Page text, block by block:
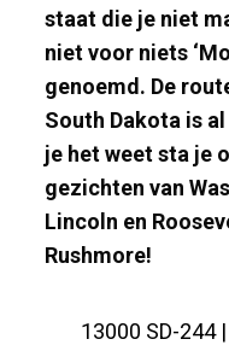
staat die je niet
niet voor niets
genoemd. De
South Dakota is
je het weet sta je
gezichten van
Lincoln en
Rushmore!
13000 SD-244